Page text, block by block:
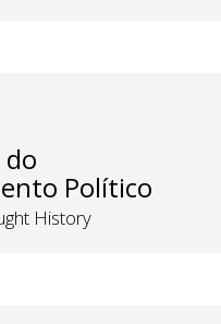
Político
History